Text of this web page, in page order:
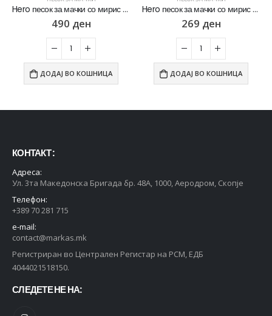
Hero песок за мачки со мирис на Марсејски сапун [Вреќичка 10Л]
490 ден
ДОДАЈ ВО КОШНИЦА
Hero песок за мачки со мирис на Лаванда [Вреќичка 5Л]
269 ден
ДОДАЈ ВО КОШНИЦА
КОНТАКТ :
Адреса:
Ул. 3та Македонска Бригада бр. 48А, 1000, Аеродром, Скопје
Телефон:
+389 70 281 715
e-mail:
contact@markas.mk
Регистриран во Централен Регистар на РСМ, ЕДБ
4044021518150.
СЛЕДЕТЕ НЕ НА: